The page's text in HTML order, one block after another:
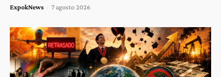
ExpokNews - 7 agosto 2026